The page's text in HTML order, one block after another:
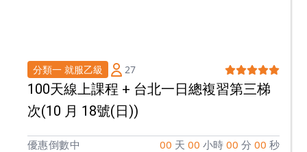
分類一 就服乙級 27
100天線上課程 + 台北一日總複習第三梯
次(10 月 18號(日))
優惠倒數中 00 天 00 小時 00 分 00 秒